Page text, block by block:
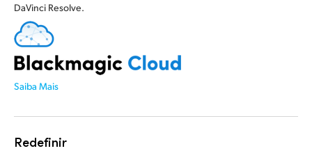
DaVinci Resolve.
Saiba Mais
Redefinir